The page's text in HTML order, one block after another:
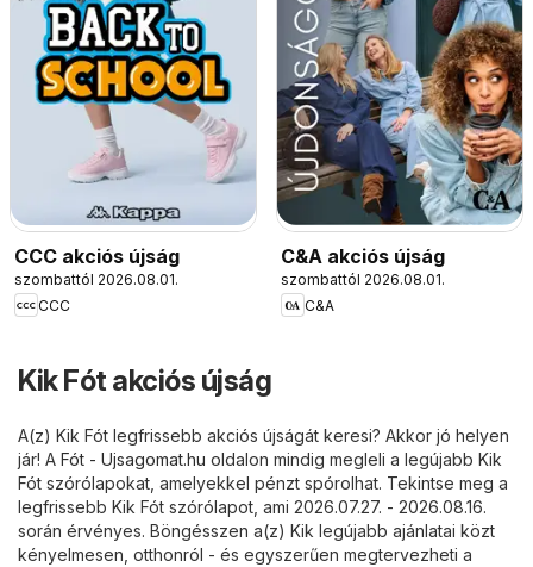
CCC akciós újság
szombattól 2026.08.01.
CCC
C&A akciós újság
szombattól 2026.08.01.
C&A
Kik Fót akciós újság
A(z) Kik Fót legfrissebb akciós újságát keresi? Akkor jó helyen
jár! A Fót - Ujsagomat.hu oldalon mindig megleli a legújabb Kik
Fót szórólapokat, amelyekkel pénzt spórolhat. Tekintse meg a
legfrissebb Kik Fót szórólapot, ami 2026.07.27. - 2026.08.16.
során érvényes. Böngésszen a(z) Kik legújabb ajánlatai közt
kényelmesen, otthonról - és egyszerűen megtervezheti a